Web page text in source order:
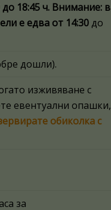
до 18:45 ч. Внимание: в
е едва от 14:30до
дошли).
изживяване с
евентуални опашки,
обиколка с
за